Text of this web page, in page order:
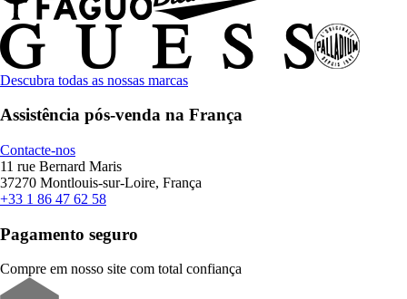
Descubra todas as nossas marcas
Assistência pós-venda na França
Contacte-nos
11 rue Bernard Maris
37270 Montlouis-sur-Loire, França
+33 1 86 47 62 58
Pagamento seguro
Compre em nosso site com total confiança